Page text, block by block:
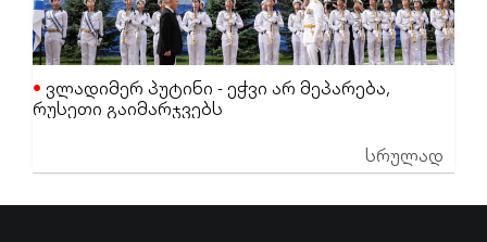
ვლადიმერ პუტინი - ეჭვი არ მეპარება,
რუსეთი გაიმარჯვებს
სრულად